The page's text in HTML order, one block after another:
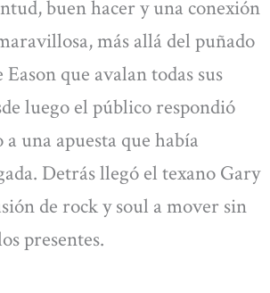
buen hacer y una conexión
más allá del puñado
Eason que avalan todas sus
luego el público respondió
una apuesta que había
Detrás llegó el texano Gary
de rock y soul a mover sin
presentes.